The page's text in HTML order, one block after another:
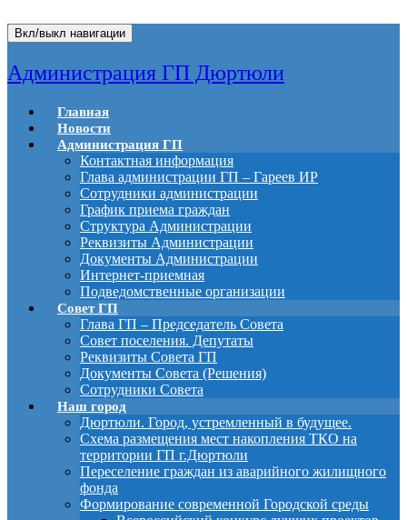
Вкл/выкл навигации
Администрация ГП Дюртюли
Главная
Новости
Администрация ГП
Контактная информация
Глава администрации ГП – Гареев ИР
Сотрудники администрации
График приема граждан
Структура Администрации
Реквизиты Администрации
Документы Администрации
Интернет-приемная
Подведомственные организации
Совет ГП
Глава ГП – Председатель Совета
Совет поселения. Депутаты
Реквизиты Совета ГП
Документы Совета (Решения)
Сотрудники Совета
Наш город
Дюртюли. Город, устремленный в будущее.
Схема размещения мест накопления ТКО на
территории ГП г.Дюртюли
Переселение граждан из аварийного жилищного
фонда
Формирование современной Городской среды